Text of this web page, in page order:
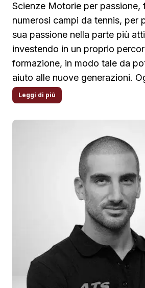
Scienze Motorie per passione,
numerosi campi da tennis, per
sua passione nella parte più
investendo in un proprio
formazione, in modo tale da
aiuto alle nuove generazioni.
pubblicato libri di grande
“Metodo Griglia Innovazione
Fisica” per cui presenta con
Leggi di più